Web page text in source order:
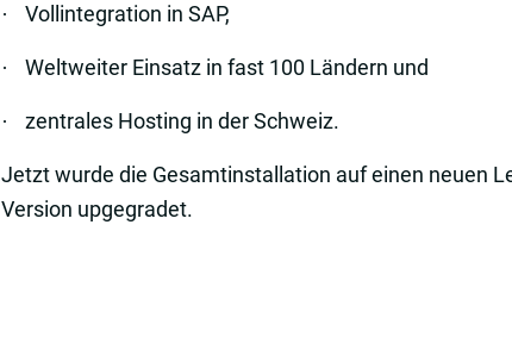
· Vollintegration in SAP,
· Weltweiter Einsatz in fast 100 Ländern und
· zentrales Hosting in der Schweiz.
Jetzt wurde die Gesamtinstallation auf einen neuen
Version upgegradet.